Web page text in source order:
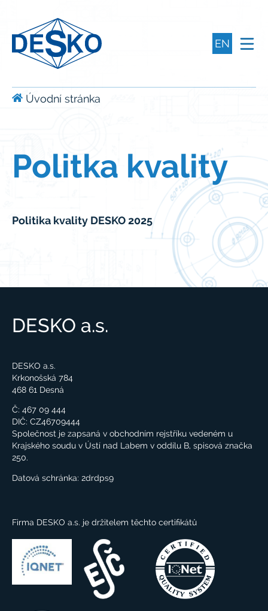
EN
Úvodní stránka
Politka kvality
Politika kvality DESKO 2025
DESKO a.s.
DESKO a.s.
Krkonošská 784
468 61 Desná
Č: 467 09 444
DIČ: CZ46709444
Společnost je zapsaná v obchodním rejstříku vedeném u
Krajského soudu v Ústí nad Labem v oddílu B, spisová značka
250.
Datová schránka: 2drdps9
Firma DESKO a.s. je držitelem těchto certifikátů